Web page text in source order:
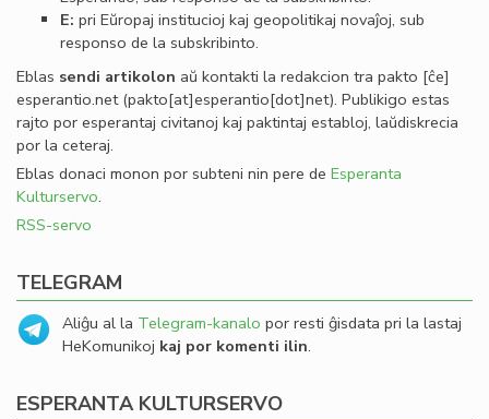
E: pri Eŭropaj institucioj kaj geopolitikaj novaĵoj, sub
responso de la subskribinto.
Eblas sendi artikolon aŭ kontakti la redakcion tra pakto [ĉe]
esperantio.net(pakto[at]esperantio[dot]net). Publikigo estas
rajto por esperantaj civitanoj kaj paktintaj establoj, laŭdiskrecia
por la ceteraj.
Eblas donaci monon por subteni nin pere de Esperanta
Kulturservo.
RSS-servo
TELEGRAM
Aliĝu al la Telegram-kanalo por resti ĝisdata pri la lastaj
HeKomunikoj kaj por komenti ilin.
ESPERANTA KULTURSERVO